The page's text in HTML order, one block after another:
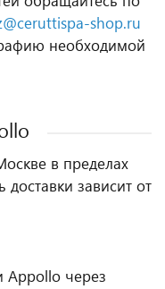
shop.ru
необходимой
в пределах
зависит от
Appollo через